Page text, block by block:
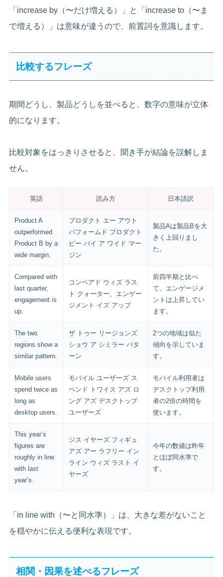
「increase by（〜だけ増える）」と「increase to（〜ま
で増える）」は意味が違うので、前置詞を意識します。
比較するフレーズ
期間どうし、製品どうしを並べると、数字の意味が立体
的になります。
比較対象をはっきりさせると、聞き手が結論を誤解しま
せん。
英語 読み方 日本語訳
Product A
outperformed
Product B by a
wide margin.
プロダクト エー アウト
パフォームド プロダクト
ビー バイ ア ワイド マー
ジン
製品Aは製品Bを大
きく上回りまし
た。
Compared with
last quarter,
engagement is
up.
コンペアド ウィズ ラス
ト クォーター、エンゲー
ジメント イズ アップ
前四半期と比べ
て、エンゲージメ
ントは上昇してい
ます。
The two
regions show a
similar pattern.
ザ トゥー リージョンズ
ショウ ア シミラー パタ
ーン
2つの地域は似た
傾向を示していま
す。
Mobile users
spend twice as
long as
desktop users.
モバイル ユーザーズ ス
ペンド トワイス アズ ロ
ング アズ デスクトップ
ユーザーズ
モバイル利用者は
デスクトップ利用
者の2倍の時間を
使います。
This year’s
figures are
roughly in line
with last
year’s.
ジス イヤーズ フィギュ
アズ アー ラフリー イン
ライン ウィズ ラスト イ
ヤーズ
今年の数値は昨年
とほぼ同水準で
す。
「in line with（〜と同水準）」は、大きな差がないこと
を穏やかに伝える便利な表現です。
相関・因果を述べるフレーズ